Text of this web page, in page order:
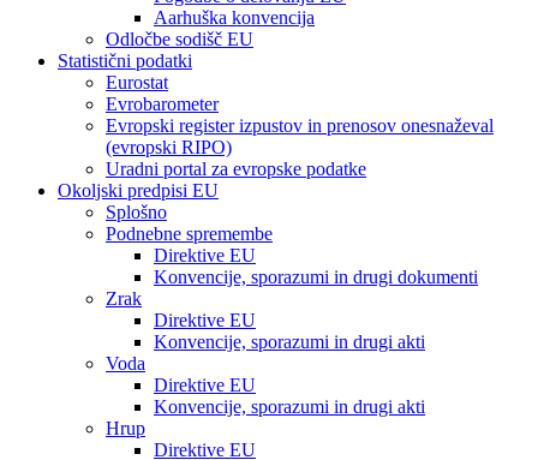
Aarhuška konvencija
Odločbe sodišč EU
Statistični podatki
Eurostat
Evrobarometer
Evropski register izpustov in prenosov onesnaževal
(evropski RIPO)
Uradni portal za evropske podatke
Okoljski predpisi EU
Splošno
Podnebne spremembe
Direktive EU
Konvencije, sporazumi in drugi dokumenti
Zrak
Direktive EU
Konvencije, sporazumi in drugi akti
Voda
Direktive EU
Konvencije, sporazumi in drugi akti
Hrup
Direktive EU